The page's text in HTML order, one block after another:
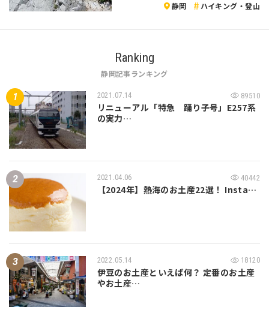
静岡 ハイキング・登山
Ranking
静岡記事ランキング
2021.07.14 89510
リニューアル「特急 踊り子号」E257系
の実力…
2021.04.06 40442
【2024年】熱海のお土産22選！ Insta…
2022.05.14 18120
伊豆のお土産といえば何？ 定番のお土産
やお土産…